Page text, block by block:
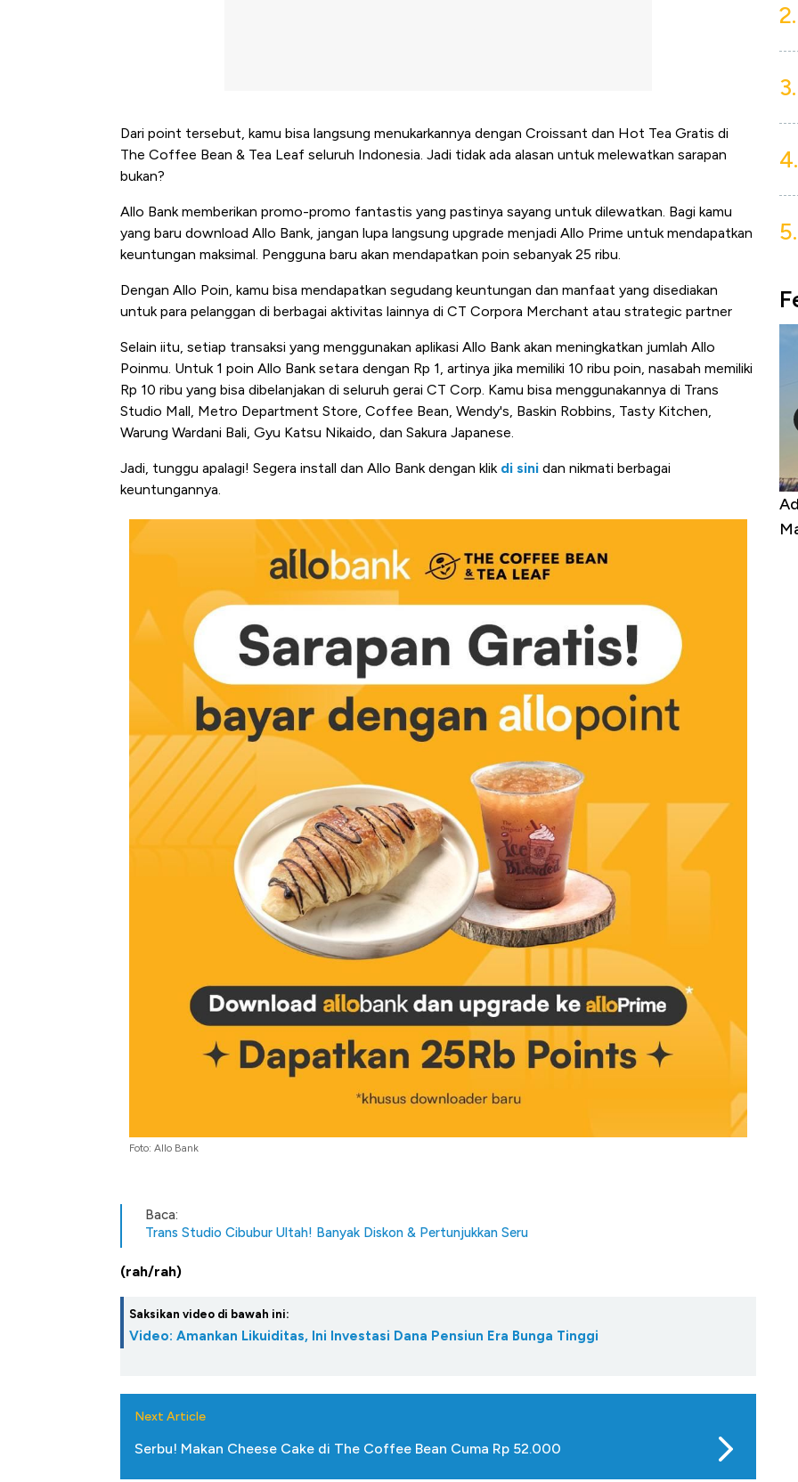
Dari point tersebut, kamu bisa langsung menukarkannya dengan Croissant dan Hot Tea Gratis di
The Coffee Bean & Tea Leaf seluruh Indonesia. Jadi tidak ada alasan untuk melewatkan sarapan
bukan?
Allo Bank memberikan promo-promo fantastis yang pastinya sayang untuk dilewatkan. Bagi kamu
yang baru download Allo Bank, jangan lupa langsung upgrade menjadi Allo Prime untuk mendapatkan
keuntungan maksimal. Pengguna baru akan mendapatkan poin sebanyak 25 ribu.
Dengan Allo Poin, kamu bisa mendapatkan segudang keuntungan dan manfaat yang disediakan
untuk para pelanggan di berbagai aktivitas lainnya di CT Corpora Merchant atau strategic partner
Selain iitu, setiap transaksi yang menggunakan aplikasi Allo Bank akan meningkatkan jumlah Allo
Poinmu. Untuk 1 poin Allo Bank setara dengan Rp 1, artinya jika memiliki 10 ribu poin, nasabah memiliki
Rp 10 ribu yang bisa dibelanjakan di seluruh gerai CT Corp. Kamu bisa menggunakannya di Trans
Studio Mall, Metro Department Store, Coffee Bean, Wendy's, Baskin Robbins, Tasty Kitchen,
Warung Wardani Bali, Gyu Katsu Nikaido, dan Sakura Japanese.
Jadi, tunggu apalagi! Segera install dan Allo Bank dengan klik di sini dan nikmati berbagai
keuntungannya.
Foto: Allo Bank
Baca:
Trans Studio Cibubur Ultah! Banyak Diskon & Pertunjukkan Seru
(rah/rah)
Saksikan video di bawah ini:
Video: Amankan Likuiditas, Ini Investasi Dana Pensiun Era Bunga Tinggi
Next Article
Serbu! Makan Cheese Cake di The Coffee Bean Cuma Rp 52.000
2.
3.
4.
5.